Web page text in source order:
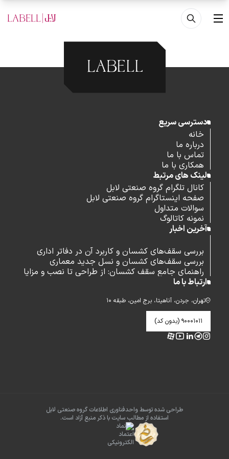
رفتن به محتوای اصلی
منو
دسترسی سریع
خانه
درباره ما
تماس با ما
همکاری با ما
لینک های مرتبط
کانال تلگرام گروه صنعتی لابل
صفحه اینستاگرام گروه صنعتی لابل
سوالات متداول
نمونه کاتالوگ
آخرین اخبار
بررسی سقف‌های کشسان و کاربرد آن در دفاتر اداری
بررسی سقف‌های کشسان و نسل جدید معماری
راهنمای جامع سقف کشسان: از طراحی تا نصب و مزایا
ارتباط با ما
تهران، جردن، آناهیتا، برج امین، طبقه ۱۰
۹۰۰۰۱۰۱۱ (بدون کد)
طراحی شده توسط واحدفناوری اطلاعات گروه صنعتی لابل
استفاده از مطالب سایت با ذکر منبع آزاد است.